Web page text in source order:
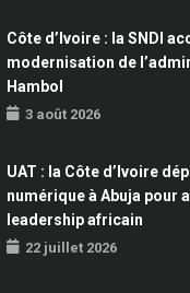
Côte d’Ivoire : la SNDI
modernisation de
Hambol
3 août 2026
UAT : la Côte d’Ivoire
numérique à Abuja pour
leadership africain
22 juillet 2026